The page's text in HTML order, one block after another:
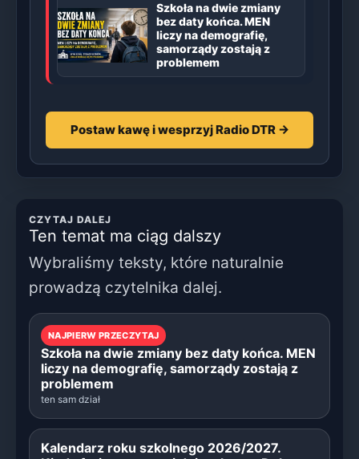
Szkoła na dwie zmiany
bez daty końca. MEN
liczy na demografię,
samorządy zostają z
problemem
Postaw kawę i wesprzyj Radio DTR →
CZYTAJ DALEJ
Ten temat ma ciąg dalszy
Wybraliśmy teksty, które naturalnie
prowadzą czytelnika dalej.
NAJPIERW PRZECZYTAJ
Szkoła na dwie zmiany bez daty końca. MEN
liczy na demografię, samorządy zostają z
problemem
ten sam dział
Kalendarz roku szkolnego 2026/2027.